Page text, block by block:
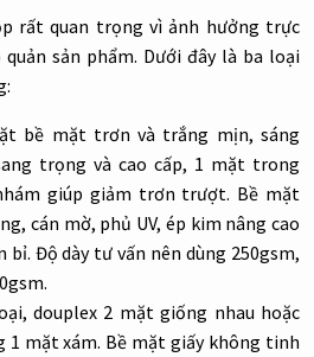
rất quan trọng vì ảnh hưởng trực
sản phẩm. Dưới đây là ba loại
bề mặt trơn và trắng mịn, sáng
trọng và cao cấp, 1 mặt trong
giúp giảm trơn trượt. Bề mặt
cán mờ, phủ UV, ép kim nâng cao
bỉ. Độ dày tư vấn nên dùng 250gsm,
douplex 2 mặt giống nhau hoặc
1 mặt xám. Bề mặt giấy không tinh